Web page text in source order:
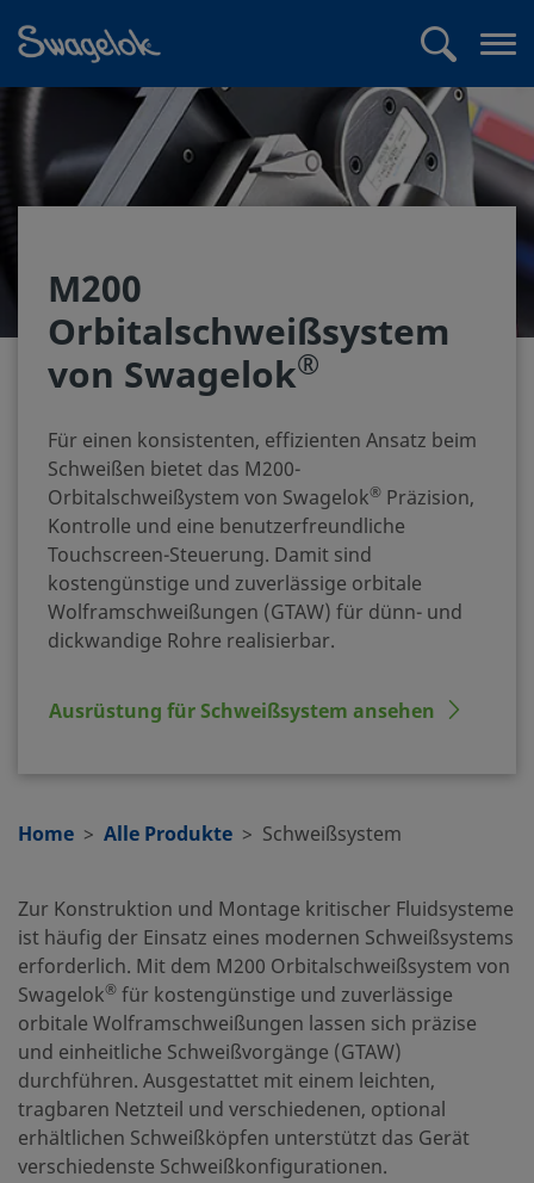
M200
Orbitalschweißsystem
von Swagelok®
Für einen konsistenten, effizienten Ansatz beim
Schweißen bietet das M200-
Orbitalschweißystem von Swagelok® Präzision,
Kontrolle und eine benutzerfreundliche
Touchscreen-Steuerung. Damit sind
kostengünstige und zuverlässige orbitale
Wolframschweißungen (GTAW) für dünn- und
dickwandige Rohre realisierbar.
Ausrüstung für Schweißsystem ansehen
Home Alle Produkte Schweißsystem
Zur Konstruktion und Montage kritischer Fluidsysteme
ist häufig der Einsatz eines modernen Schweißsystems
erforderlich. Mit dem M200 Orbitalschweißsystem von
Swagelok® für kostengünstige und zuverlässige
orbitale Wolframschweißungen lassen sich präzise
und einheitliche Schweißvorgänge (GTAW)
durchführen. Ausgestattet mit einem leichten,
tragbaren Netzteil und verschiedenen, optional
erhältlichen Schweißköpfen unterstützt das Gerät
verschiedenste Schweißkonfigurationen.